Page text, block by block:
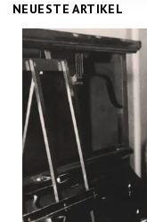
Pester
Lloyd
NEUESTE ARTIKEL